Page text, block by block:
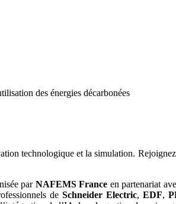
des énergies décarbonées
technologique et la simulation.
par NAFEMS France en partenariat
de Schneider Electric, EDF,